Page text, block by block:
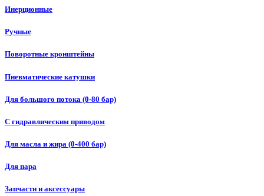
Инерционные
Ручные
Поворотные кронштейны
Пневматические катушки
Для большого потока (0-80 бар)
С гидравлическим приводом
Для масла и жира (0-400 бар)
Для пара
Запчасти и аксессуары